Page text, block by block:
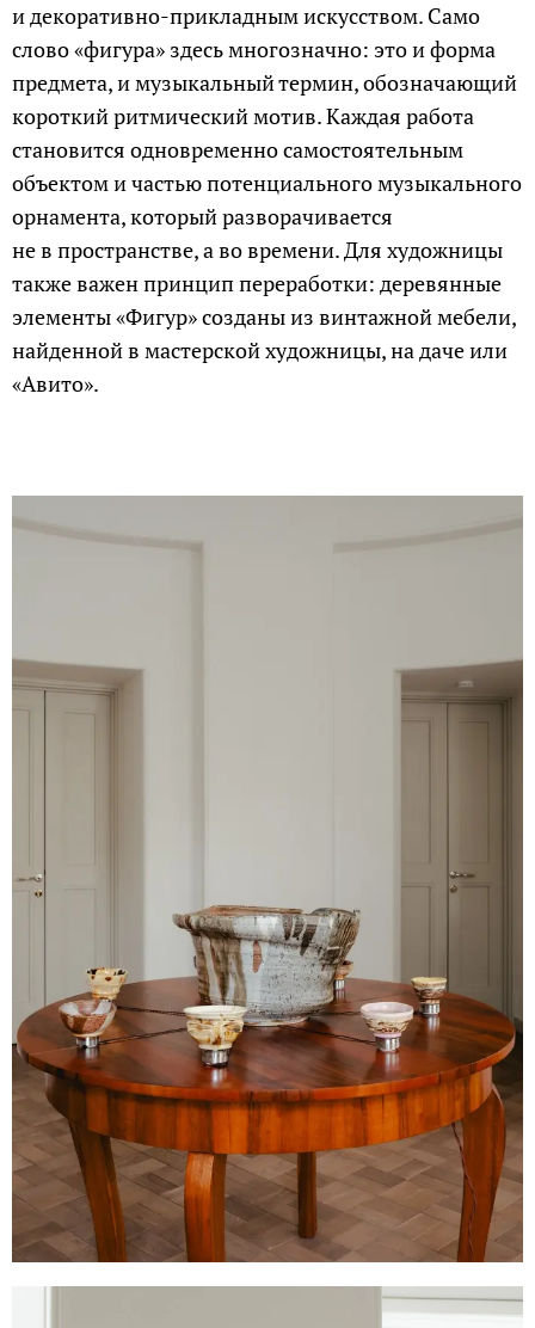
и декоративно-прикладным искусством. Само
слово «фигура» здесь многозначно: это и форма
предмета, и музыкальный термин, обозначающий
короткий ритмический мотив. Каждая работа
становится одновременно самостоятельным
объектом и частью потенциального музыкального
орнамента, который разворачивается
не в пространстве, а во времени. Для художницы
также важен принцип переработки: деревянные
элементы «Фигур» созданы из винтажной мебели,
найденной в мастерской художницы, на даче или
«Авито».